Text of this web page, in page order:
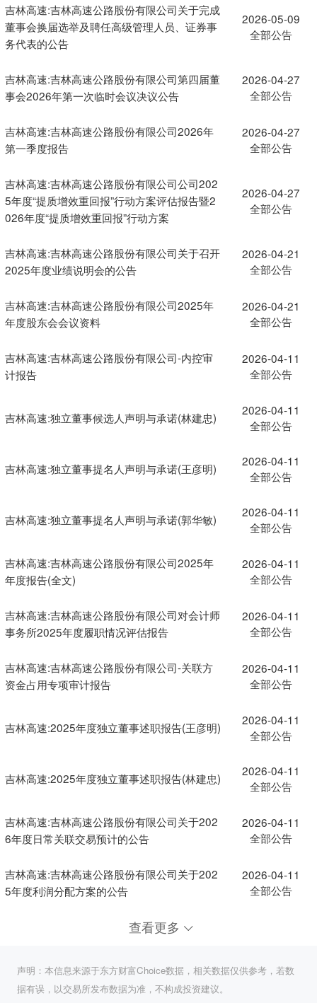
吉林高速:吉林高速公路股份有限公司关于完成
董事会换届选举及聘任高级管理人员、证券事
务代表的公告
2026-05-09
全部公告
吉林高速:吉林高速公路股份有限公司第四届董
事会2026年第一次临时会议决议公告
2026-04-27
全部公告
吉林高速:吉林高速公路股份有限公司2026年
第一季度报告
2026-04-27
全部公告
吉林高速:吉林高速公路股份有限公司公司202
5年度“提质增效重回报”行动方案评估报告暨2
026年度“提质增效重回报”行动方案
2026-04-27
全部公告
吉林高速:吉林高速公路股份有限公司关于召开
2025年度业绩说明会的公告
2026-04-21
全部公告
吉林高速:吉林高速公路股份有限公司2025年
年度股东会会议资料
2026-04-21
全部公告
吉林高速:吉林高速公路股份有限公司-内控审
计报告
2026-04-11
全部公告
吉林高速:独立董事候选人声明与承诺(林建忠)
2026-04-11
全部公告
吉林高速:独立董事提名人声明与承诺(王彦明)
2026-04-11
全部公告
吉林高速:独立董事提名人声明与承诺(郭华敏)
2026-04-11
全部公告
吉林高速:吉林高速公路股份有限公司2025年
年度报告(全文)
2026-04-11
全部公告
吉林高速:吉林高速公路股份有限公司对会计师
事务所2025年度履职情况评估报告
2026-04-11
全部公告
吉林高速:吉林高速公路股份有限公司-关联方
资金占用专项审计报告
2026-04-11
全部公告
吉林高速:2025年度独立董事述职报告(王彦明)
2026-04-11
全部公告
吉林高速:2025年度独立董事述职报告(林建忠)
2026-04-11
全部公告
吉林高速:吉林高速公路股份有限公司关于202
6年度日常关联交易预计的公告
2026-04-11
全部公告
吉林高速:吉林高速公路股份有限公司关于202
5年度利润分配方案的公告
2026-04-11
全部公告
查看更多
声明：本信息来源于东方财富Choice数据，相关数据仅供参考，若数
据有误，以交易所发布数据为准，不构成投资建议。